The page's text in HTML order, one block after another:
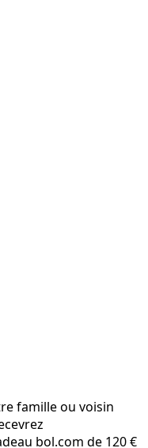
famille ou voisin
bol.com de 120 €